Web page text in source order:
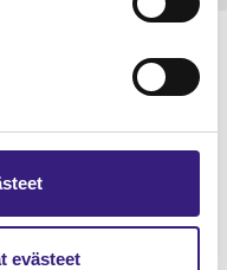
evästeet